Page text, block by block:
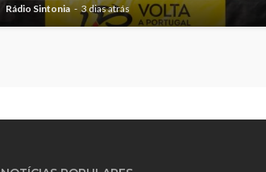
Rádio Sintonia 3 dias atrás